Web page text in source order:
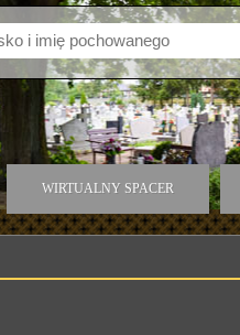
WIRTUALNY SPACER